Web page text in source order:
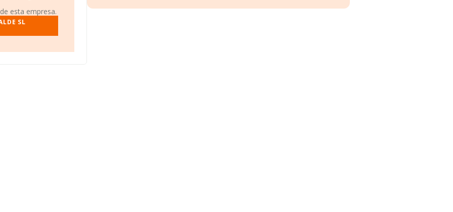
está
Vizcaya, País
empresas, la
esta empresa.
SL